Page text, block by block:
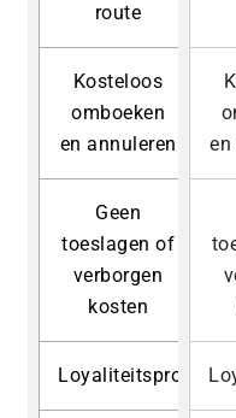
route
Kosteloos
omboeken
en annuleren
Geen
toeslagen of
verborgen
kosten
en